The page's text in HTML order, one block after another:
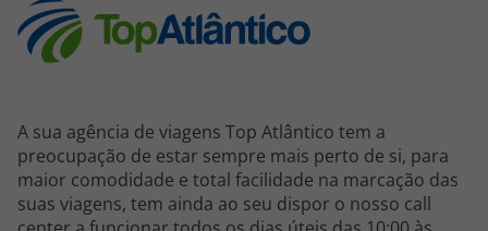
A sua agência de viagens Top Atlântico tem a
preocupação de estar sempre mais perto de si, para
maior comodidade e total facilidade na marcação das
suas viagens, tem ainda ao seu dispor o nosso call